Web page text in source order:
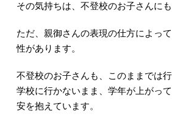
その気持ちは、不登校のお子さんに
ただ、親御さんの表現の仕方によっ
性があります。
不登校のお子さんも、このままでは
学校に行かないまま、学年が上がっ
安を抱えています。